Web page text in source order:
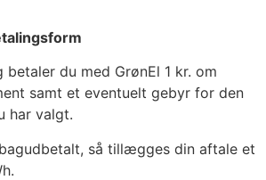
du med GrønEl 1 kr. om
samt et eventuelt gebyr for den
har valgt.
så tillægges din aftale et